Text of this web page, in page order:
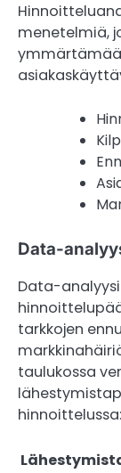
menetelmiä,
Data-
Data-
tarkkojen
taulukossa
hinnoittelussa: